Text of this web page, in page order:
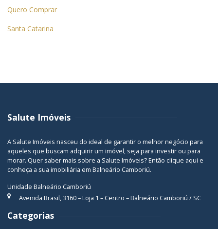
Quero Comprar
Santa Catarina
Salute Imóveis
A Salute Imóveis nasceu do ideal de garantir o melhor negócio para
aqueles que buscam adquirir um imóvel, seja para investir ou para
morar. Quer saber mais sobre a Salute Imóveis? Então clique aqui e
conheça a sua imobiliária em Balneário Camboriú.
Unidade Balneário Camboriú
Avenida Brasil, 3160 – Loja 1 – Centro – Balneário Camboriú / SC
Categorias